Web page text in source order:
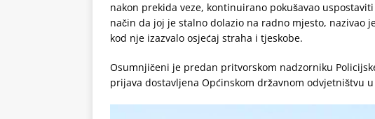
nakon prekida veze, kontinuirano pokušavao
način da joj je stalno dolazio na radno mjesto, nazivao
kod nje izazvalo osjećaj straha i tjeskobe.
Osumnjičeni je predan pritvorskom nadzorniku
prijava dostavljena Općinskom državnom odvjetništvu